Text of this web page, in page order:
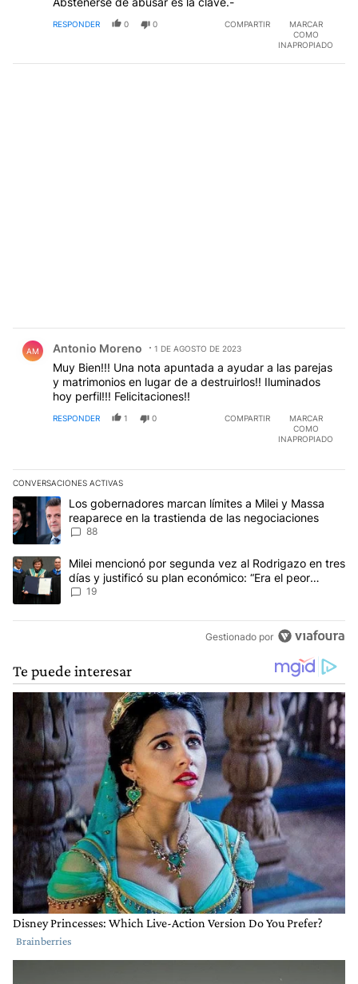
RESPONDER 0 0 COMPARTIR
MARCAR
COMO
INAPROPIADO
AM Antonio Moreno 1 DE AGOSTO DE 2023
Muy Bien!!! Una nota apuntada a ayudar a las parejas
y matrimonios en lugar de a destruirlos!! Iluminados
hoy perfil!!! Felicitaciones!!
RESPONDER 1 0 COMPARTIR
MARCAR
COMO
INAPROPIADO
CONVERSACIONES ACTIVAS
Este listado muestra los artículos con más comentarios en los
Un artículo de tendencia con el título "Los gobernadores
Los gobernadores marcan límites a Milei y Massa
reaparece en la trastienda de las negociaciones
88
Un artículo de tendencia con el título "Milei mencionó por
Milei mencionó por segunda vez al Rodrigazo en tres
días y justificó su plan económico: “Era el peor
escenario posible”
19
Gestionado por